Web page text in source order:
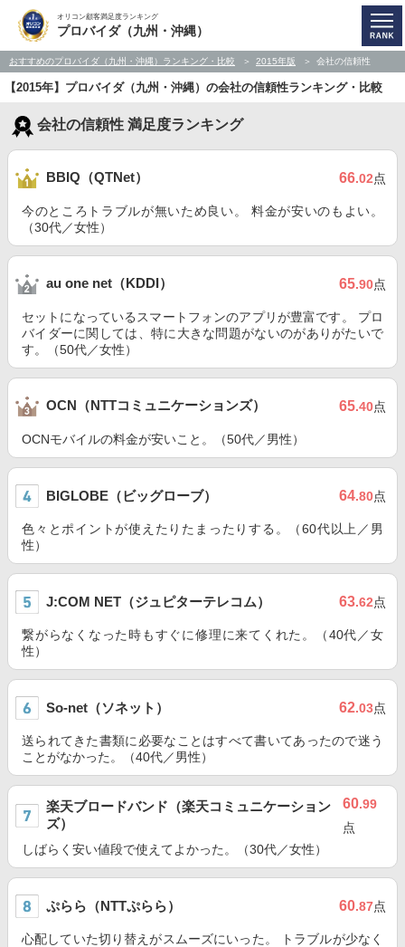
オリコン顧客満足度ランキング
プロバイダ（九州・沖縄）
おすすめのプロバイダ（九州・沖縄）ランキング・比較 2015年版 会社の信頼性
【2015年】プロバイダ（九州・沖縄）の会社の信頼性ランキング・比較
会社の信頼性 満足度ランキング
BBIQ（QTNet） 66.02点
今のところトラブルが無いため良い。 料金が安いのもよい。
（30代／女性）
au one net（KDDI） 65.90点
セットになっているスマートフォンのアプリが豊富です。 プロ
バイダーに関しては、特に大きな問題がないのがありがたいで
す。（50代／女性）
OCN（NTTコミュニケーションズ） 65.40点
OCNモバイルの料金が安いこと。（50代／男性）
BIGLOBE（ビッグローブ） 64.80点
色々とポイントが使えたりたまったりする。（60代以上／男
性）
J:COM NET（ジュピターテレコム） 63.62点
繋がらなくなった時もすぐに修理に来てくれた。（40代／女
性）
So-net（ソネット） 62.03点
送られてきた書類に必要なことはすべて書いてあったので迷う
ことがなかった。（40代／男性）
楽天ブロードバンド（楽天コミュニケーション
ズ）
60.99
点
しばらく安い値段で使えてよかった。（30代／女性）
ぷらら（NTTぷらら） 60.87点
心配していた切り替えがスムーズにいった。 トラブルが少なく